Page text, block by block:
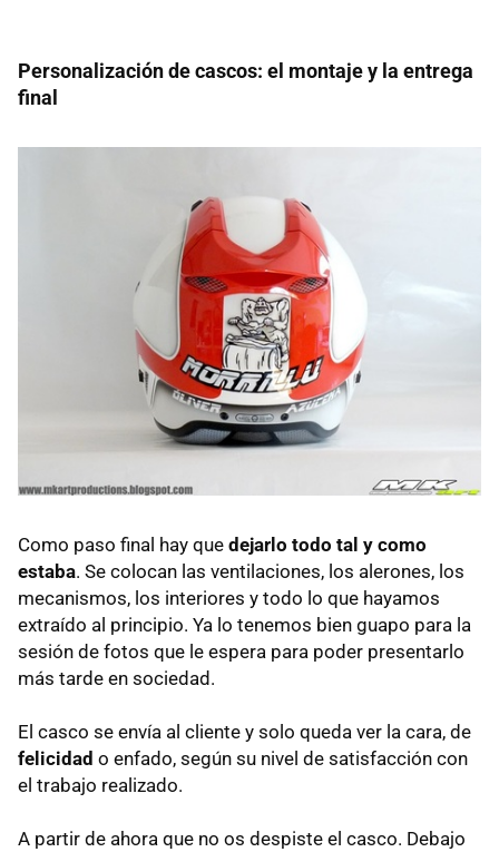
Personalización de cascos: el montaje y la entrega
final
Como paso final hay que dejarlo todo tal y como
estaba. Se colocan las ventilaciones, los alerones, los
mecanismos, los interiores y todo lo que hayamos
extraído al principio. Ya lo tenemos bien guapo para la
sesión de fotos que le espera para poder presentarlo
más tarde en sociedad.
El casco se envía al cliente y solo queda ver la cara, de
felicidad o enfado, según su nivel de satisfacción con
el trabajo realizado.
A partir de ahora que no os despiste el casco. Debajo